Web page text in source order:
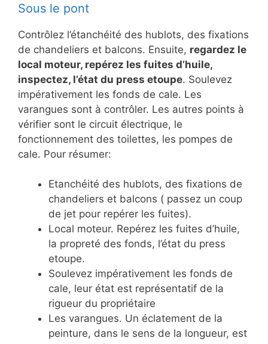
Sous le pont
Contrôlez l’étanchéité des hublots, des fixations
de chandeliers et balcons. Ensuite, regardez le
local moteur, repérez les fuites d’huile,
inspectez, l’état du press etoupe. Soulevez
impérativement les fonds de cale. Les
varangues sont à contrôler. Les autres points à
vérifier sont le circuit électrique, le
fonctionnement des toilettes, les pompes de
cale. Pour résumer:
Etanchéité des hublots, des fixations de
chandeliers et balcons ( passez un coup
de jet pour repérer les fuites).
Local moteur. Repérez les fuites d’huile,
la propreté des fonds, l’état du press
etoupe.
Soulevez impérativement les fonds de
cale, leur état est représentatif de la
rigueur du propriétaire
Les varangues. Un éclatement de la
peinture, dans le sens de la longueur, est